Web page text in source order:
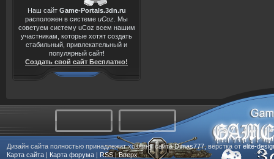
Наш сайт Game-Portals.3dn.ru
расположен в системе uCoz . Мы
советуем систему uCoz всем нашим
участникам, которые хотят создать
стабильный, привлекательный и
популярный сайт!
Создать свой сайт Бесплатно!
Дизайн сайта полностью принадлежит хозяину сайтаDimas777, вёрстка от elite-
Карта сайта | Карта форума | RSS|Вверх